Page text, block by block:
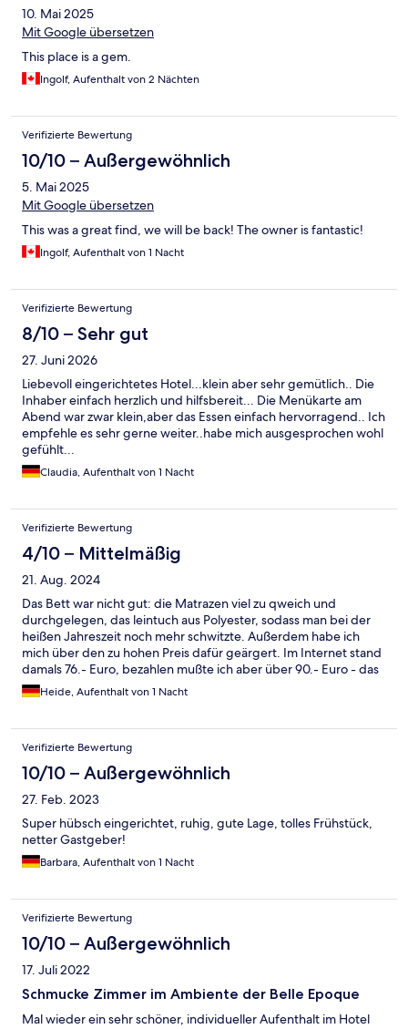
10. Mai 2025
Mit Google übersetzen
This place is a gem.
Ingolf, Aufenthalt von 2 Nächten
Verifizierte Bewertung
10/10 – Außergewöhnlich
5. Mai 2025
Mit Google übersetzen
This was a great find, we will be back! The owner is fantastic!
Ingolf, Aufenthalt von 1 Nacht
Verifizierte Bewertung
8/10 – Sehr gut
27. Juni 2026
Liebevoll eingerichtetes Hotel...klein aber sehr gemütlich.. Die
Inhaber einfach herzlich und hilfsbereit... Die Menükarte am
Abend war zwar klein,aber das Essen einfach hervorragend.. Ich
empfehle es sehr gerne weiter..habe mich ausgesprochen wohl
gefühlt...
Claudia, Aufenthalt von 1 Nacht
Verifizierte Bewertung
4/10 – Mittelmäßig
21. Aug. 2024
Das Bett war nicht gut: die Matrazen viel zu qweich und
durchgelegen, das leintuch aus Polyester, sodass man bei der
heißen Jahreszeit noch mehr schwitzte. Außerdem habe ich
mich über den zu hohen Preis dafür geärgert. Im Internet stand
damals 76.- Euro, bezahlen mußte ich aber über 90.- Euro - das
ist icht in Ordnung. ich habe gestern in einem Hotel in Wertheim
nur 75.- Euro für ein Zimmer bezahlt, das in allem um Klassen
Heide, Aufenthalt von 1 Nacht
Verifizierte Bewertung
10/10 – Außergewöhnlich
27. Feb. 2023
Super hübsch eingerichtet, ruhig, gute Lage, tolles Frühstück,
netter Gastgeber!
Barbara, Aufenthalt von 1 Nacht
Verifizierte Bewertung
10/10 – Außergewöhnlich
17. Juli 2022
Schmucke Zimmer im Ambiente der Belle Epoque
Mal wieder ein sehr schöner, individueller Aufenthalt im Hotel